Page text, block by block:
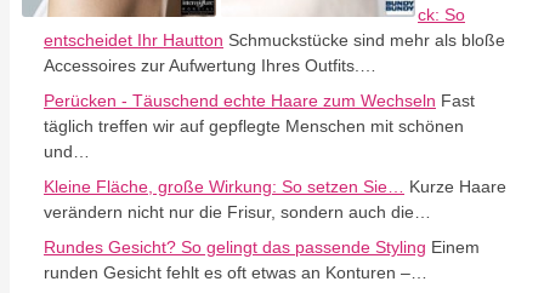
ck: So
entscheidet Ihr Hautton Schmuckstücke sind mehr als bloße
Accessoires zur Aufwertung Ihres Outfits.…
Perücken - Täuschend echte Haare zum Wechseln Fast
täglich treffen wir auf gepflegte Menschen mit schönen
und…
Kleine Fläche, große Wirkung: So setzen Sie…
Kurze Haare
verändern nicht nur die Frisur, sondern auch die…
Rundes Gesicht? So gelingt das passende Styling Einem
runden Gesicht fehlt es oft etwas an Konturen –…